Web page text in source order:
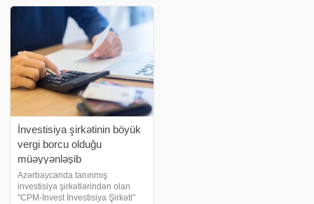
şəhərində keçirilən Azərbaycan
və Qırğızıstan Dövlətlərarası
İnvestisiya şirkətinin böyük
vergi borcu olduğu
müəyyənləşib
Azərbaycanda tanınmış
investisiya şirkətlərindən olan
"CPM-İnvest İnvestisiya Şirkəti"